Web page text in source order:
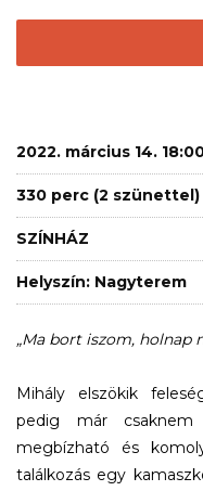
2022. március 14.
330 perc (2 szünettel)
SZÍNHÁZ
Helyszín: Nagyterem
„Ma bort iszom, holnap
Mihály elszökik
pedig már
megbízható és
találkozás egy